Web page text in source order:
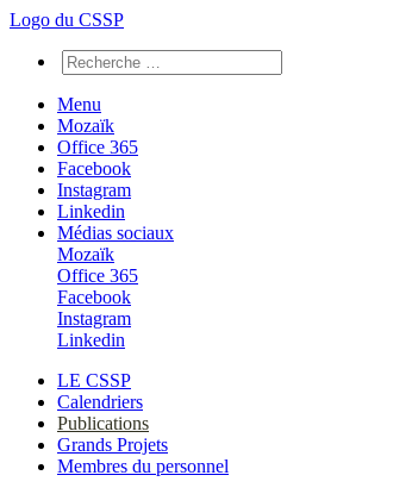
Logo du CSSP
Menu
Mozaïk
Office 365
Facebook
Instagram
Linkedin
Médias sociaux
Mozaïk
Office 365
Facebook
Instagram
Linkedin
LE CSSP
Calendriers
Publications
Grands Projets
Membres du personnel